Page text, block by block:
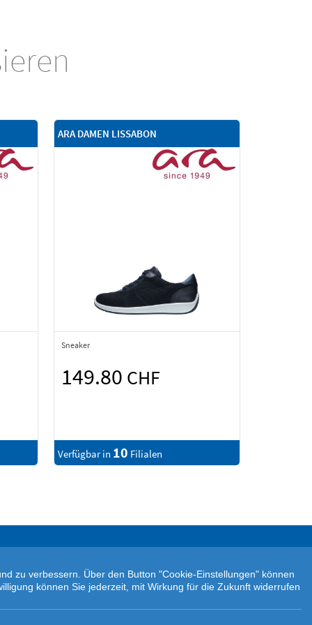
ARA DAMEN LISSABON
Sneaker
149.80 CHF
Verfügbar in 10 Filialen
zu verbessern. Über den Button "Cookie-Einstellungen" können
können Sie jederzeit, mit Wirkung für die Zukunft widerrufen